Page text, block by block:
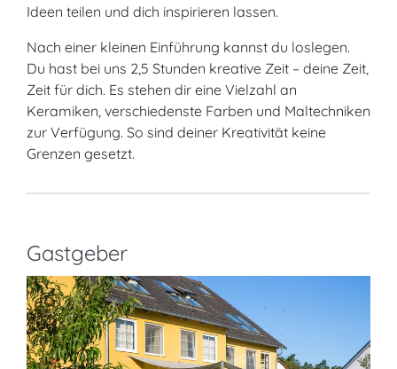
Ideen teilen und dich inspirieren lassen.
Nach einer kleinen Einführung kannst du loslegen.
Du hast bei uns 2,5 Stunden kreative Zeit – deine Zeit,
Zeit für dich. Es stehen dir eine Vielzahl an
Keramiken, verschiedenste Farben und Maltechniken
zur Verfügung. So sind deiner Kreativität keine
Grenzen gesetzt.
Gastgeber